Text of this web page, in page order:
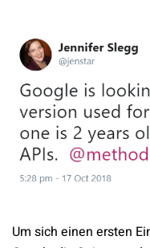
Um sich einen ersten